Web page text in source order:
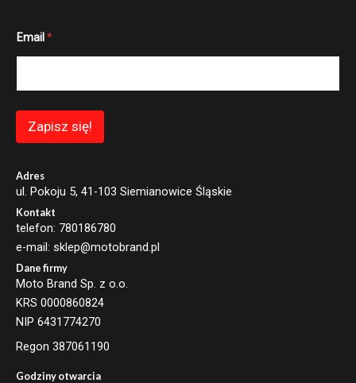
E
l
i
Email *
Zapisz się!
Adres
ul. Pokoju 5, 41-103 Siemianowice Śląskie
Kontakt
telefon: 780186780
e-mail: sklep@motobrand.pl
Dane firmy
Moto Brand Sp. z o.o.
KRS 0000860824
NIP 6431774270
Regon 387061190
Godziny otwarcia